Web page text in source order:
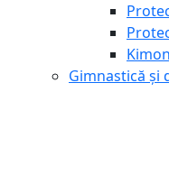
Gimnastică și